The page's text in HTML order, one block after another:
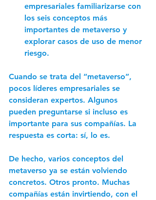
empresariales familiarizarse con
los seis conceptos más
importantes de metaverso y
explorar casos de uso de menor
riesgo.
Cuando se trata del “metaverso”,
pocos líderes empresariales se
consideran expertos. Algunos
pueden preguntarse si incluso es
importante para sus compañías. La
respuesta es corta: sí, lo es.
De hecho, varios conceptos del
metaverso ya se están volviendo
concretos. Otros pronto. Muchas
compañías están invirtiendo, con el